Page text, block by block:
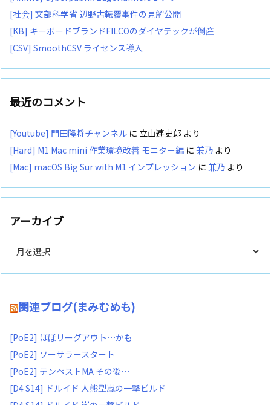
[社会] 文部科学省 辺野古転覆事件の見解公開
[KB] キーボードブランドFILCOのダイヤテックが倒産
[CSV] SmoothCSV ライセンス導入
最近のコメント
[Youtube] 門田隆将チャンネル に 立山連史郎 より
[Hard] M1 Mac mini 作業環境改善 モニター編 に 兼乃 より
[Mac] macOS Big Sur with M1 インプレッション に 兼乃 より
アーカイブ
ア
ー
カ
イ
関連ブログ(まみむめも)
[PoE2] ほぼリーグアウト…かも
[PoE2] ソーサラースタート
[PoE2] テンペストMA その後…
[D4 S14] ドルイド 人熊型嵐の一撃ビルド